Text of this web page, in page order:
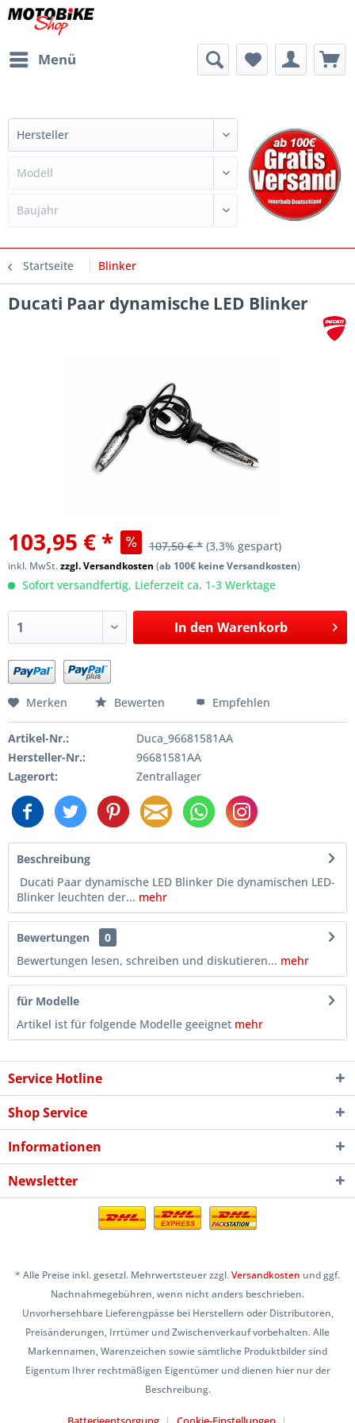
Menü
Startseite Blinker
Ducati Paar dynamische LED Blinker
103,95 € * 107,50 € * (3,3% gespart)
inkl. MwSt.zzgl. Versandkosten (ab 100€ keine Versandkosten)
Sofort versandfertig, Lieferzeit ca. 1-3 Werktage
In den Warenkorb
Merken Bewerten Empfehlen
Artikel-Nr.:
Duca_96681581AA
Hersteller-Nr.:
96681581AA
Lagerort:
Zentrallager
Beschreibung
Ducati Paar dynamische LED Blinker Die dynamischen LED-
Blinker leuchten der... mehr
Bewertungen
0
Bewertungen lesen, schreiben und diskutieren... mehr
für Modelle
Artikel ist für folgende Modelle geeignet mehr
Service Hotline
Shop Service
Informationen
Newsletter
* Alle Preise inkl. gesetzl. Mehrwertsteuer zzgl.Versandkosten und ggf.
Nachnahmegebühren, wenn nicht anders beschrieben.
Unvorhersehbare Lieferengpässe bei Herstellern oder Distributoren,
Preisänderungen, Irrtümer und Zwischenverkauf vorbehalten. Alle
Markennamen, Warenzeichen sowie sämtliche Produktbilder sind
Eigentum Ihrer rechtmäßigen Eigentümer und dienen hier nur der
Beschreibung.